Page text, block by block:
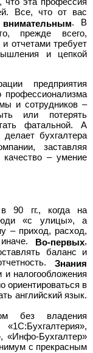
Все, что от вас
. В
прежде всего,
отчетами требует
и цепкой
предприятия
профессионализма
и сотрудников –
или потерять
фатальной. А
делает бухгалтера
заставляя
– умение
90 гг., когда на
«с улицы», а
– приход, расход,
Во-первых,
баланс и
Знания
и налогообложения
в
английский язык.
без владения
«Инфо-Бухгалтер»
с прекрасным